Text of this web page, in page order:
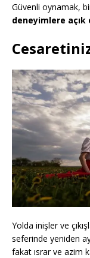
Güvenli oynamak,
deneyimlere
Yolda inişler ve
seferinde yeniden
fakat ısrar ve azim